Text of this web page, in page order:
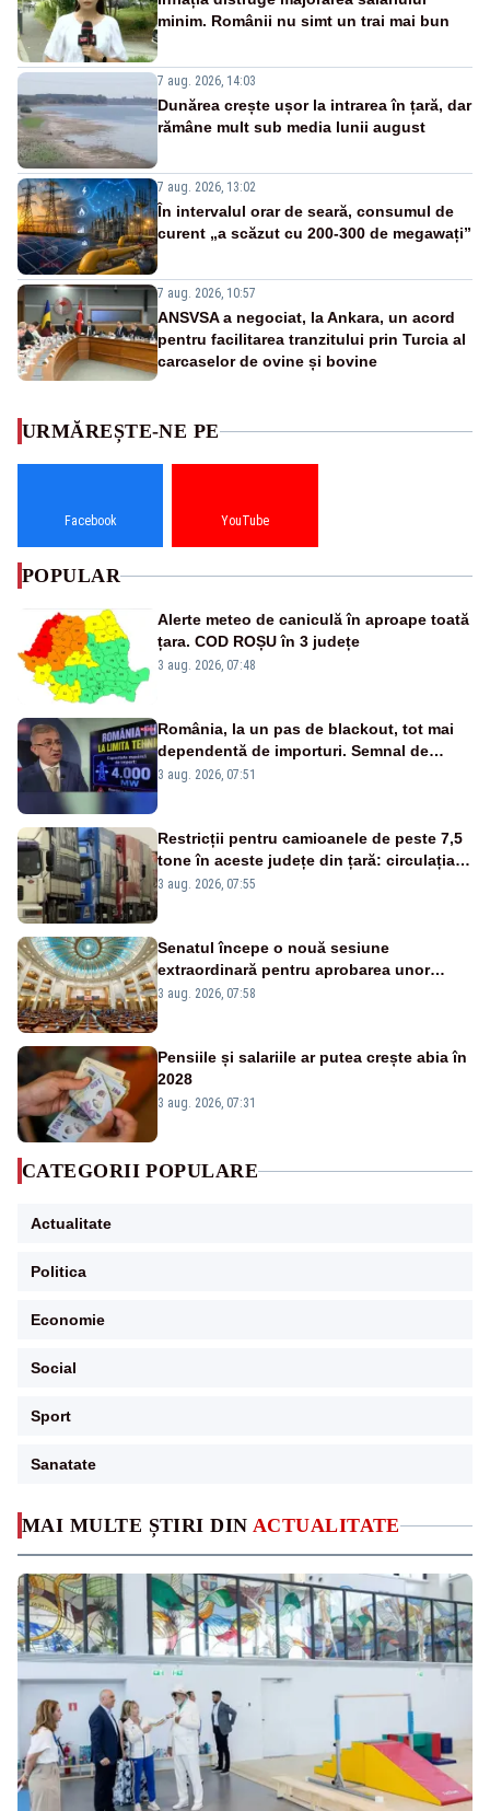
minim. Românii nu simt un trai mai bun
7 aug. 2026, 14:03
Dunărea crește ușor la intrarea în țară, dar
rămâne mult sub media lunii august
7 aug. 2026, 13:02
În intervalul orar de seară, consumul de
curent „a scăzut cu 200-300 de megawați”
7 aug. 2026, 10:57
ANSVSA a negociat, la Ankara, un acord
pentru facilitarea tranzitului prin Turcia al
carcaselor de ovine și bovine
MAI MULTE ȘTIRI DIN ACTUALITATE
URMĂREȘTE-NE PE
Facebook YouTube
POPULAR
Alerte meteo de caniculă în aproape toată
țara. COD ROȘU în 3 județe
3 aug. 2026, 07:48
România, la un pas de blackout, tot mai
dependentă de importuri. Semnal de
alarmă tras de un expert în energie
3 aug. 2026, 07:51
Restricții pentru camioanele de peste 7,5
tone în aceste județe din țară: circulația
este interzisă luni, între orele 12:00 și
3 aug. 2026, 07:55
Senatul începe o nouă sesiune
extraordinară pentru aprobarea unor
jaloane din PNRR
3 aug. 2026, 07:58
Pensiile și salariile ar putea crește abia în
2028
3 aug. 2026, 07:31
CATEGORII POPULARE
Actualitate
Politica
Economie
Social
Sport
Sanatate